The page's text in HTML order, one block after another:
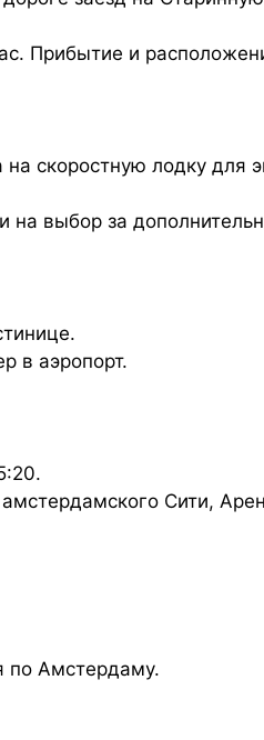
Прибытие и
скоростную лодку для
выбор за
в аэропорт.
Сити,
по Амстердаму.